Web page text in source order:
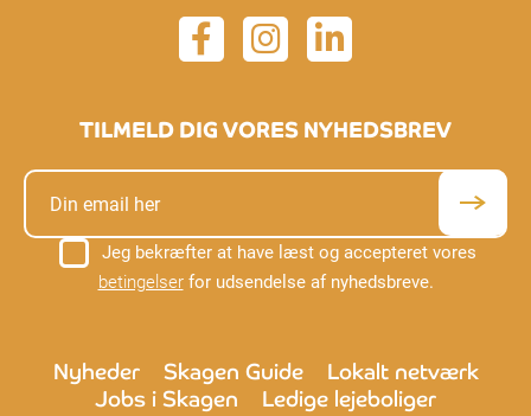
TILMELD DIG VORES NYHEDSBREV
Jeg bekræfter at have læst og accepteret vores
betingelserfor udsendelse af nyhedsbreve.
Nyheder Skagen Guide
Lokalt netværk
Jobs i Skagen
Ledige lejeboliger